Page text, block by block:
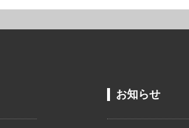
お知らせ